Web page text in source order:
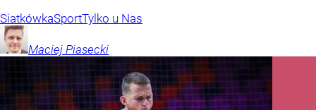
SiatkówkaSportTylko u Nas
Maciej Piasecki